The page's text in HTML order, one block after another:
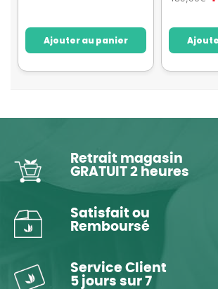
Ajouter au panier
Retrait magasin
GRATUIT 2 heures
Satisfait ou
Remboursé
Service Client
5 jours sur 7